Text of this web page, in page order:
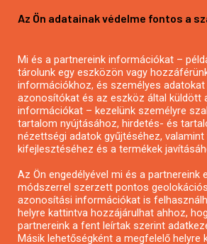
Mezőgazdasági pályázatírás
Pályázatírás civil szervezeteknek
Pályázatírás önkormányzatoknak
Pályázatfigyelés
Specifikus pályázatfigyelés vagy
Pályázatok magánszemélyeknek
Pályázatok civil szervezeteknek
Az Ön adatainak védelme fontos a
Mi és a partnereink információkat –
tárolunk egy eszközön vagy
információkhoz, és személyes adatokat
azonosítókat és az eszköz által küldött
információkat – kezelünk személyre
tartalom nyújtásához, hirdetés- és
nézettségi adatok gyűjtéséhez,
kifejlesztéséhez és a termékek
Az Ön engedélyével mi és a partnereink
módszerrel szerzett pontos
azonosítási információkat is
helyre kattintva hozzájárulhat ahhoz,
partnereink a fent leírtak szerint
Másik lehetőségként a megfelelő helyre